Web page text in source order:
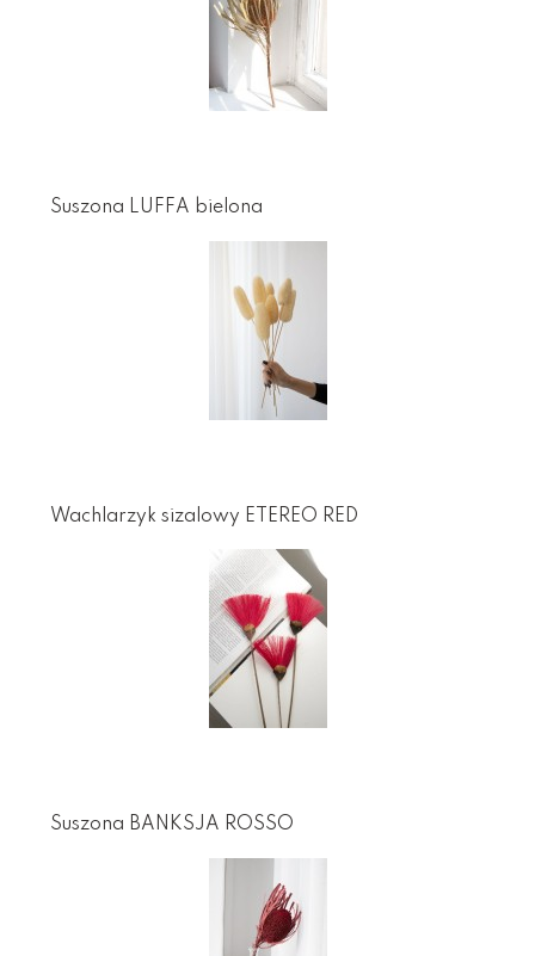
Suszona LUFFA bielona
Wachlarzyk sizalowy ETEREO RED
Suszona BANKSJA ROSSO